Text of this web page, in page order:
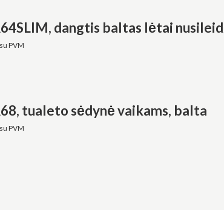
dangtis baltas lėtai
su PVM
tualeto sėdynė vaikams, balta
su PVM